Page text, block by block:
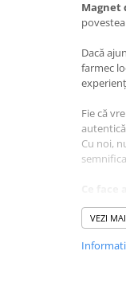
Magnet
Dacă
farmec
Fie că
Cu noi,
este
VEZI